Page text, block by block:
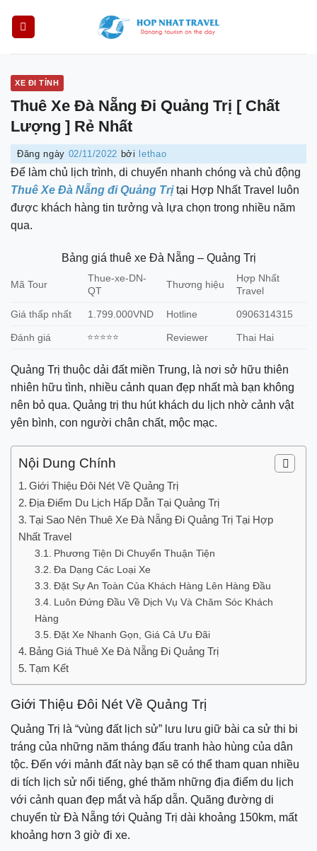
XE ĐI TỈNH
Thuê Xe Đà Nẵng Đi Quảng Trị [ Chất
Lượng ] Rẻ Nhất
Đăng ngày 02/11/2022 bởi lethao
Để làm chủ lịch trình, di chuyển nhanh chóng và chủ động
Thuê Xe Đà Nẵng đi Quảng Trị tại Hợp Nhất Travel luôn
được khách hàng tin tưởng và lựa chọn trong nhiều năm
qua.
Bảng giá thuê xe Đà Nẵng – Quảng Trị
Mã Tour
Thue-xe-DN-
QT
Thương hiệu
Hợp Nhất
Travel
Giá thấp nhất 1.799.000VND Hotline 0906314315
Đánh giá ⭐⭐⭐⭐⭐ Reviewer Thai Hai
Quảng Trị thuộc dải đất miền Trung, là nơi sở hữu thiên
nhiên hữu tình, nhiều cảnh quan đẹp nhất mà bạn không
nên bỏ qua. Quảng trị thu hút khách du lịch nhờ cảnh vật
yên bình, con người chân chất, mộc mạc.
Nội Dung Chính
Giới Thiệu Đôi Nét Về Quảng Trị
Địa Điểm Du Lịch Hấp Dẫn Tại Quảng Trị
Tại Sao Nên Thuê Xe Đà Nẵng Đi Quảng Trị Tại Hợp
Nhất Travel
Phương Tiện Di Chuyển Thuận Tiện
Đa Dạng Các Loại Xe
Đặt Sự An Toàn Của Khách Hàng Lên Hàng Đầu
Luôn Đứng Đầu Về Dịch Vụ Và Chăm Sóc Khách
Hàng
Đặt Xe Nhanh Gọn, Giá Cả Ưu Đãi
Bảng Giá Thuê Xe Đà Nẵng Đi Quảng Trị
Tạm Kết
Giới Thiệu Đôi Nét Về Quảng Trị
Quảng Trị là “vùng đất lịch sử” lưu lưu giữ bài ca sử thi bi
tráng của những năm tháng đấu tranh hào hùng của dân
tộc. Đến với mảnh đất này bạn sẽ có thể tham quan nhiều
di tích lịch sử nổi tiếng, ghé thăm những địa điểm du lịch
với cảnh quan đẹp mắt và hấp dẫn. Quãng đường di
chuyển từ Đà Nẵng tới Quảng Trị dài khoảng 150km, mất
khoảng hơn 3 giờ đi xe.